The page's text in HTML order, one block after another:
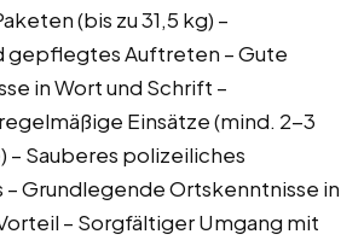
(bis zu 31,5 kg) –
gepflegtes Auftreten – Gute
in Wort und Schrift –
Einsätze (mind. 2-3
– Sauberes polizeiliches
– Grundlegende Ortskenntnisse in
– Sorgfältiger Umgang mit